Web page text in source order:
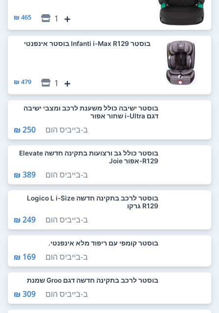
1
465 ₪
‏בוסטר Infanti i-Max R129 בוסטר אינפנטי
1
479 ₪
בוסטר ישיבה כולל משענת לרכב ומצבי ישיבה
דגם i-Ultra שחור אפור
ב-בייביס הום 250 ₪
בוסטר כולל גב ורצועות בתקינה חדשה Elevate
R129-אפור Joie
ב-בייביס הום 389 ₪
בוסטר לרכב בתקינה חדשה Logico L i-Size
R129 גרקו
ב-בייביס הום 249 ₪
בוסטר קומפי עם ריפוד מלא אינפנטי.
ב-בייביס הום 169 ₪
בוסטר לרכב בתקינה חדשה דגם Groo שמנת
ב-בייביס הום 309 ₪